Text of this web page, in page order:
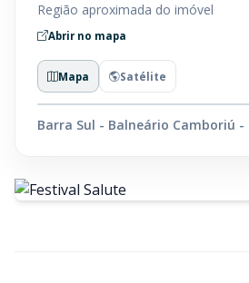
Região aproximada do imóvel
Abrir no mapa
Mapa Satélite
Barra Sul - Balneário Camboriú -